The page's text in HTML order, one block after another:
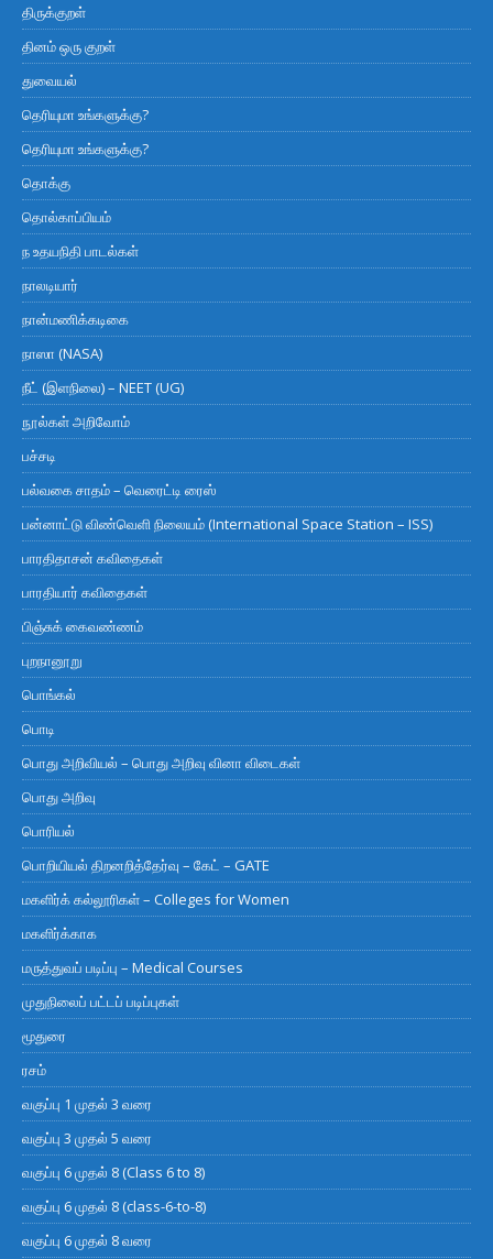
திருக்குறள்
தினம் ஒரு குறள்
துவையல்
தெரியுமா உங்களுக்கு?
தெரியுமா உங்களுக்கு?
தொக்கு
தொல்காப்பியம்
ந உதயநிதி பாடல்கள்
நாலடியார்
நான்மணிக்கடிகை
நாஸா (NASA)
நீட் (இளநிலை) – NEET (UG)
நூல்கள் அறிவோம்
பச்சடி
பல்வகை சாதம் – வெரைட்டி ரைஸ்
பன்னாட்டு விண்வெளி நிலையம் (International Space Station – ISS)
பாரதிதாசன் கவிதைகள்
பாரதியார் கவிதைகள்
பிஞ்சுக் கைவண்ணம்
புறநானூறு
பொங்கல்
பொடி
பொது அறிவியல் – பொது அறிவு வினா விடைகள்
பொது அறிவு
பொரியல்
பொறியியல் திறனறித்தேர்வு – கேட் – GATE
மகளிர்க் கல்லூரிகள் – Colleges for Women
மகளிர்க்காக
மருத்துவப் படிப்பு – Medical Courses
முதுநிலைப் பட்டப் படிப்புகள்
மூதுரை
ரசம்
வகுப்பு 1 முதல் 3 வரை
வகுப்பு 3 முதல் 5 வரை
வகுப்பு 6 முதல் 8 (Class 6 to 8)
வகுப்பு 6 முதல் 8 (class-6-to-8)
வகுப்பு 6 முதல் 8 வரை